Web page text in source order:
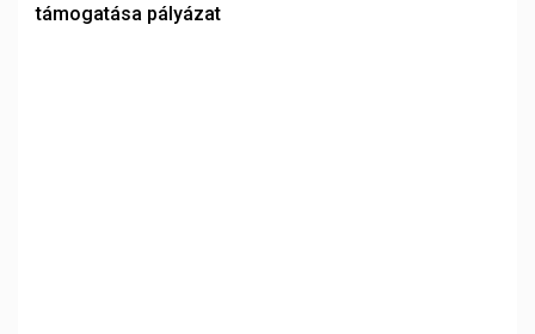
támogatása pályázat